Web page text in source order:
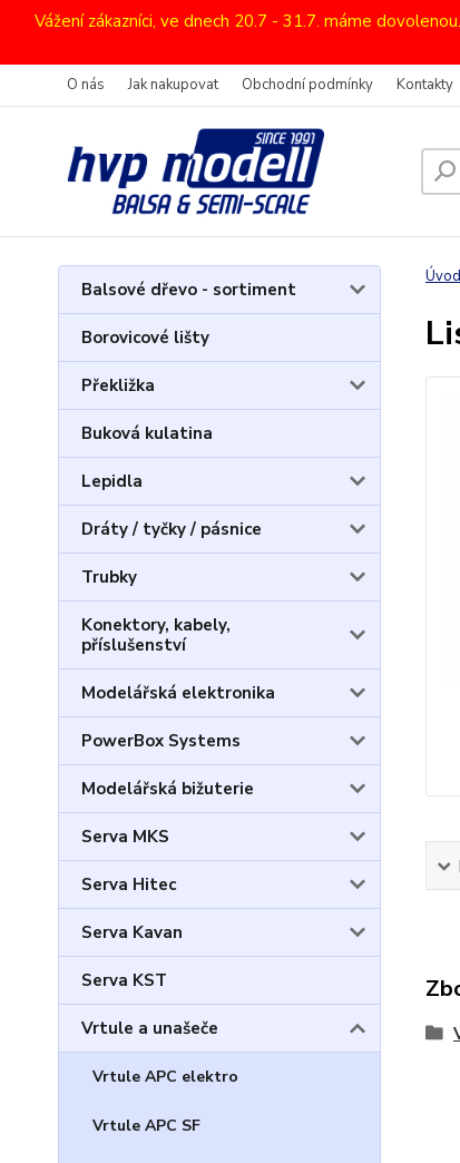
Vážení zákazníci, ve dnech 20.7 - 31.7. máme
O nás Jak nakupovat Obchodní podmínky Kontakty
Balsové dřevo - sortiment
Borovicové lišty
Překližka
Buková kulatina
Lepidla
Dráty / tyčky / pásnice
Trubky
Konektory, kabely,
příslušenství
Modelářská elektronika
PowerBox Systems
Modelářská bižuterie
Serva MKS
Serva Hitec
Serva Kavan
Serva KST
Vrtule a unašeče
Vrtule APC elektro
Vrtule APC SF
Úvod